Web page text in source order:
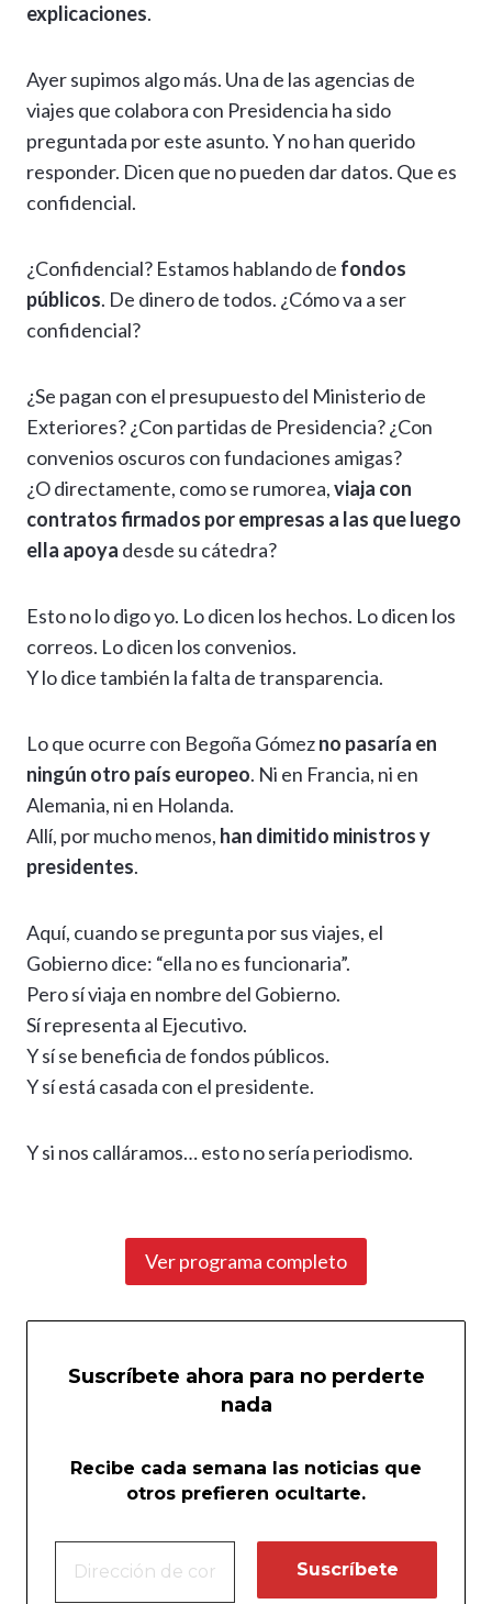
explicaciones.
Ayer supimos algo más. Una de las agencias de
viajes que colabora con Presidencia ha sido
preguntada por este asunto. Y no han querido
responder. Dicen que no pueden dar datos. Que es
confidencial.
¿Confidencial? Estamos hablando de fondos
públicos. De dinero de todos. ¿Cómo va a ser
confidencial?
¿Se pagan con el presupuesto del Ministerio de
Exteriores? ¿Con partidas de Presidencia? ¿Con
convenios oscuros con fundaciones amigas?
¿O directamente, como se rumorea,viaja con
contratos firmados por empresas a las que luego
ella apoya desde su cátedra?
Esto no lo digo yo. Lo dicen los hechos. Lo dicen los
correos. Lo dicen los convenios.
Y lo dice también la falta de transparencia.
Lo que ocurre con Begoña Gómezno pasaría en
ningún otro país europeo. Ni en Francia, ni en
Alemania, ni en Holanda.
Allí, por mucho menos, han dimitido ministros y
presidentes.
Aquí, cuando se pregunta por sus viajes, el
Gobierno dice: “ella no es funcionaria”.
Pero sí viaja en nombre del Gobierno.
Sí representa al Ejecutivo.
Y sí se beneficia de fondos públicos.
Y sí está casada con el presidente.
Y si nos calláramos… esto no sería periodismo.
Ver programa completo
Suscríbete ahora para no perderte
nada
Recibe cada semana las noticias que
otros prefieren ocultarte.